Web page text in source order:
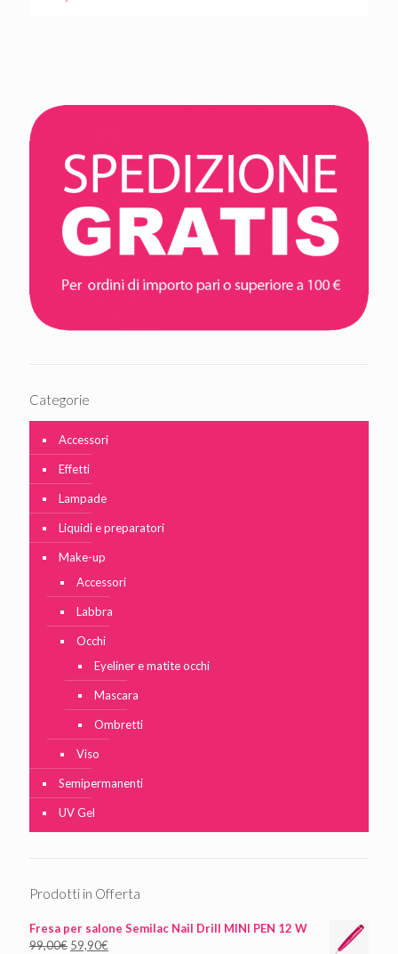
Categorie
Accessori
Effetti
Lampade
Liquidi e preparatori
Make-up
Accessori
Labbra
Occhi
Eyeliner e matite occhi
Mascara
Ombretti
Viso
Semipermanenti
UV Gel
Prodotti in Offerta
Fresa per salone Semilac Nail Drill MINI PEN 12 W
99,00€ 59,90€